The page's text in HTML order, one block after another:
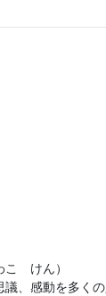
　けん）
議、感動を多く